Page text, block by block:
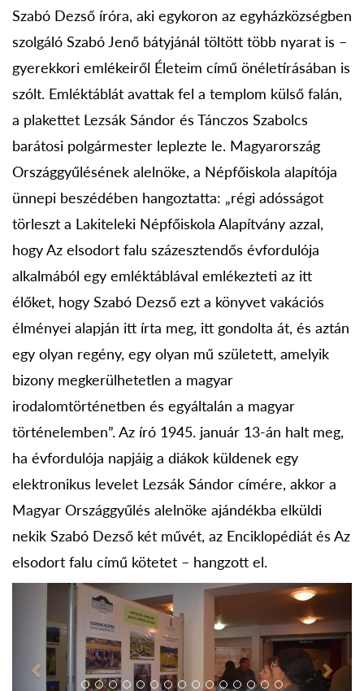
Szabó Dezső íróra, aki egykoron az egyházközségben
szolgáló Szabó Jenő bátyjánál töltött több nyarat is –
gyerekkori emlékeiről Életeim című önéletírásában is
szólt. Emléktáblát avattak fel a templom külső falán,
a plakettet Lezsák Sándor és Tánczos Szabolcs
barátosi polgármester leplezte le. Magyarország
Országgyűlésének alelnöke, a Népfőiskola alapítója
ünnepi beszédében hangoztatta: „régi adósságot
törleszt a Lakiteleki Népfőiskola Alapítvány azzal,
hogy Az elsodort falu százesztendős évfordulója
alkalmából egy emléktáblával emlékezteti az itt
élőket, hogy Szabó Dezső ezt a könyvet vakációs
élményei alapján itt írta meg, itt gondolta át, és aztán
egy olyan regény, egy olyan mű született, amelyik
bizony megkerülhetetlen a magyar
irodalomtörténetben és egyáltalán a magyar
történelemben”. Az író 1945. január 13-án halt meg,
ha évfordulója napjáig a diákok küldenek egy
elektronikus levelet Lezsák Sándor címére, akkor a
Magyar Országgyűlés alelnöke ajándékba elküldi
nekik Szabó Dezső két művét, az Enciklopédiát és Az
elsodort falu című kötetet – hangzott el.
Previous Next